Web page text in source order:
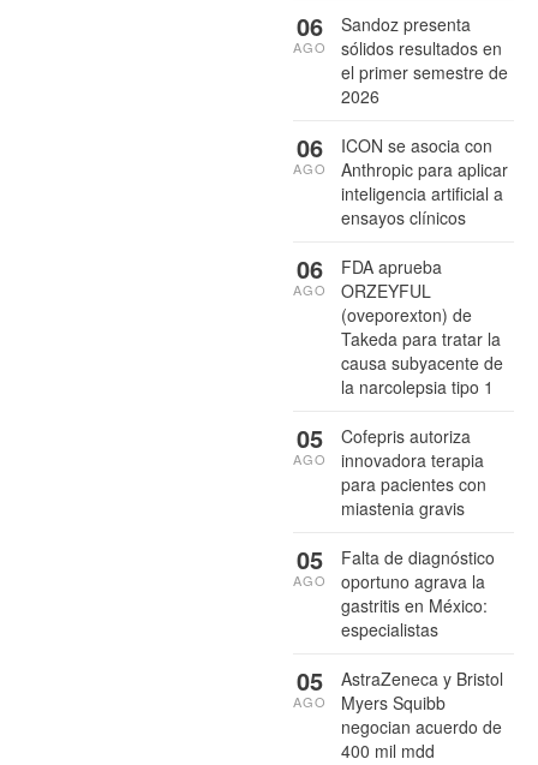
Sandoz presenta
sólidos resultados en
el primer semestre de
2026
06
AGO
ICON se asocia con
Anthropic para aplicar
inteligencia artificial a
ensayos clínicos
06
AGO
FDA aprueba
ORZEYFUL
(oveporexton) de
Takeda para tratar la
causa subyacente de
la narcolepsia tipo 1
06
AGO
Cofepris autoriza
innovadora terapia
para pacientes con
miastenia gravis
05
AGO
Falta de diagnóstico
oportuno agrava la
gastritis en México:
especialistas
05
AGO
AstraZeneca y Bristol
Myers Squibb
negocian acuerdo de
400 mil mdd
05
AGO